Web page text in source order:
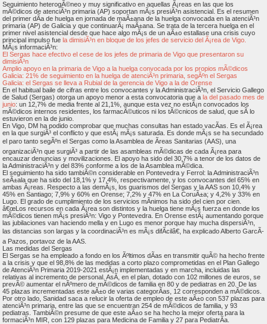
Seguimiento heterogÃ©neo y muy significativo en aquellas Ã¡reas en las que los
mÃ©dicos de atenciÃ³n primaria (AP) soportan mÃ¡s presiÃ³n asistencial. Es el resumen
del primer dÃ­a de huelga en jornada de maÃ±ana de la huelga convocada en la atenciÃ³n
primaria (AP) de Galicia y que continuarÃ¡ maÃ±ana. Se trata de la tercera huelga en el
primer nivel asistencial desde que hace algo mÃ¡s de un aÃ±o estallase una crisis cuyo
principal impulso fue la dimisiÃ³n en bloque de los jefes de servicio del Ã¡rea de Vigo.
MÃ¡s informaciÃ³n:
El Sergas hace efectivo el cese de los jefes de primaria de Vigo que presentaron su
dimisiÃ³n
Amplio apoyo en la primaria de Vigo a la huelga convocada por los propios mÃ©dicos
Galicia: 21% de seguimiento en la huelga de atenciÃ³n primaria, segÃºn el Sergas
Galicia: el Sergas se lleva a Rubial de la gerencia de Vigo a la de Orense
En el habitual baile de cifras entre los convocantes y la AdministraciÃ³n, el Servicio Gallego
de Salud (Sergas) otorga un apoyo menor a esta convocatoria que a la del pasado mes de
junio: un 12,7% de media frente al 21,1%, aunque esta vez no estÃ¡n convocados los
mÃ©dicos internos residentes, los farmacÃ©uticos ni los tÃ©cnicos de salud, que sÃ­ lo
estuvieron en la de junio.
En Vigo, DM ha podido comprobar que muchas consultas han estado vacÃ­as. Es el Ã¡rea
en la que surgiÃ³ el conflicto y que estÃ¡ mÃ¡s saturada. Es donde mÃ¡s se ha secundado
el paro tanto segÃºn el Sergas como la Asamblea de Ãreas Sanitarias (AAS), una
organizaciÃ³n que surgiÃ³ a partir de las asambleas mÃ©dicas de cada Ã¡rea para
encauzar denuncias y movilizaciones. El apoyo ha sido del 30,7% a tenor de los datos de
la AdministraciÃ³n y del 83% conforme a los de la Asamblea mÃ©dica.
El seguimiento ha sido tambiÃ©n considerable en Pontevedra y Ferrol: la AdministraciÃ³n
seÃ±ala que ha sido del 18,1% y 17,4%, respectivamente, y los convocantes del 65% en
ambas Ã¡reas. Respecto a las demÃ¡s, los guarismos del Sergas y la AAS son 10,4% y
45% en Santiago; 7,9% y 60% en Orense; 7,2% y 47% en La CoruÃ±a; y 4,2% y 33% en
Lugo. El grado de cumplimiento de los servicios mÃ­nimos ha sido del cien por cien.
â€œLos recursos en cada Ã¡rea son distintos y la huelga tiene mÃ¡s fuerza en donde los
mÃ©dicos tienen mÃ¡s presiÃ³n: Vigo y Pontevedra. En Orense estÃ¡ aumentando porque
las jubilaciones van haciendo mella y en Lugo es menor porque hay mucha dispersiÃ³n,
las distancias son largas y la coordinaciÃ³n es mÃ¡s difÃ­cilâ€, ha explicado Alberto GarcÃ­
a Pazos, portavoz de la AAS.
Las medidas del Sergas
El Sergas se ha empleado a fondo en los Ãºltimos dÃ­as en transmitir quÃ© ha hecho frente
a la crisis y que el 98,8% de las medidas a corto plazo comprometidas en el Plan Gallego
de AtenciÃ³n Primaria 2019-2021 estÃ¡n implementadas y en marcha, incluidas las
relativas al incremento de personal. AsÃ­, en el plan, dotado con 102 millones de euros, se
prevÃ© aumentar el nÃºmero de mÃ©dicos de familia en 80 y de pediatras en 20. De las
45 plazas incrementadas este aÃ±o de varias categorÃ­as, 12 corresponden a mÃ©dicos.
Por otro lado, Sanidad saca a relucir la oferta de empleo de este aÃ±o con 537 plazas para
atenciÃ³n primaria, entre las que se encuentran 254 de mÃ©dicos de familia, y 93
pediatras. TambiÃ©n presume de que este aÃ±o se ha hecho la mejor oferta para la
formaciÃ³n MIR, con 129 plazas para Medicina de Familia y 27 para PediatrÃ­a.